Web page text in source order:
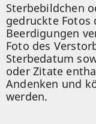
Sterbebildchen
gedruckte Fotos
Beerdigungen
Foto des
Sterbedatum
oder Zitate
Andenken und
werden.